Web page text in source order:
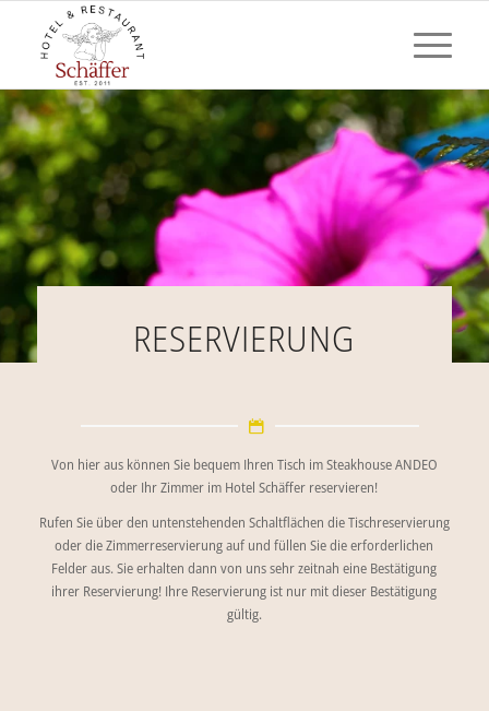
RESERVIERUNG
Von hier aus können Sie bequem Ihren Tisch im Steakhouse ANDEO
oder Ihr Zimmer im Hotel Schäffer reservieren!
Rufen Sie über den untenstehenden Schaltflächen die Tischreservierung
oder die Zimmerreservierung auf und füllen Sie die erforderlichen
Felder aus. Sie erhalten dann von uns sehr zeitnah eine Bestätigung
ihrer Reservierung! Ihre Reservierung ist nur mit dieser Bestätigung
gültig.